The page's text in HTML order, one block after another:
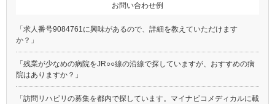
お問い合わせ例
「求人番号9084761に興味があるので、詳細を教えていただけます
か？」
「残業が少なめの病院をJR○○線の沿線で探していますが、おすすめの病
院はありますか？」
「訪問リハビリの募集を都内で探しています。マイナビコメディカルに載